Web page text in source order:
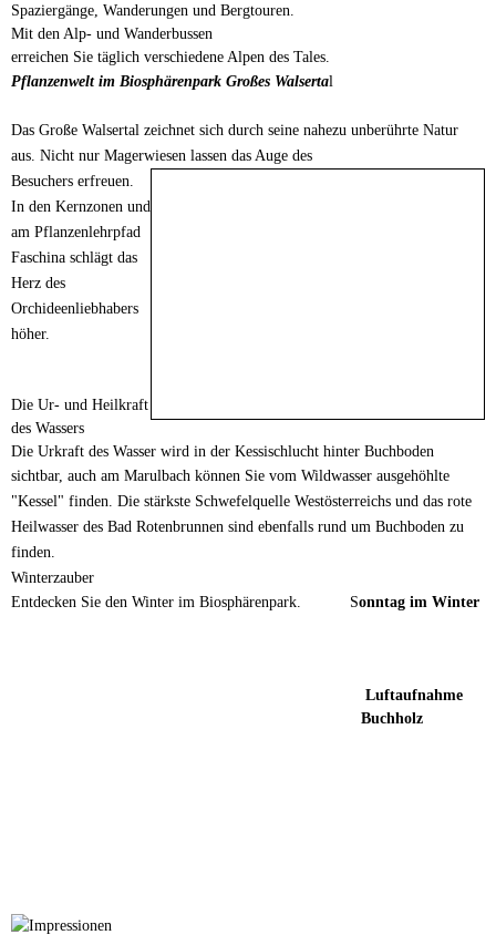
Spaziergänge, Wanderungen und Bergtouren.
Mit den Alp- und Wanderbussen
erreichen Sie täglich verschiedene Alpen des Tales.
Pflanzenwelt im Biosphärenpark Großes Walsertal
Das Große Walsertal zeichnet sich durch seine nahezu unberührte Natur
aus. Nicht nur Magerwiesen lassen das Auge des
Besuchers erfreuen.
In den Kernzonen und
am Pflanzenlehrpfad
Faschina schlägt das
Herz des
Orchideenliebhabers
höher.
Die Ur- und Heilkraft
des Wassers
Die Urkraft des Wasser wird in der Kessischlucht hinter Buchboden
sichtbar, auch am Marulbach können Sie vom Wildwasser ausgehöhlte
"Kessel" finden. Die stärkste Schwefelquelle Westösterreichs und das rote
Heilwasser des Bad Rotenbrunnen sind ebenfalls rund um Buchboden zu
finden.
Winterzauber
Entdecken Sie den Winter im Biosphärenpark. Sonntag im Winter
Luftaufnahme
Buchholz